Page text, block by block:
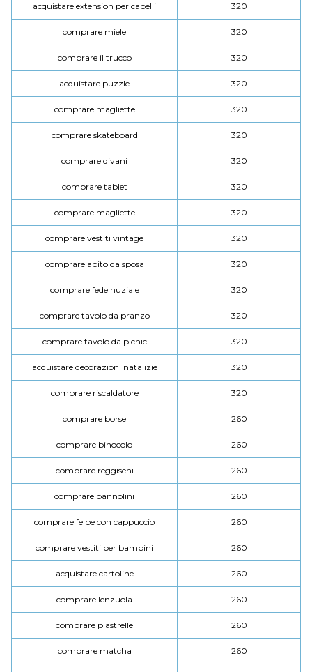
acquistare extension per capelli 320
comprare miele 320
comprare il trucco 320
acquistare puzzle 320
comprare magliette 320
comprare skateboard 320
comprare divani 320
comprare tablet 320
comprare magliette 320
comprare vestiti vintage 320
comprare abito da sposa 320
comprare fede nuziale 320
comprare tavolo da pranzo 320
comprare tavolo da picnic 320
acquistare decorazioni natalizie 320
comprare riscaldatore 320
comprare borse 260
comprare binocolo 260
comprare reggiseni 260
comprare pannolini 260
comprare felpe con cappuccio 260
comprare vestiti per bambini 260
acquistare cartoline 260
comprare lenzuola 260
comprare piastrelle 260
comprare matcha 260